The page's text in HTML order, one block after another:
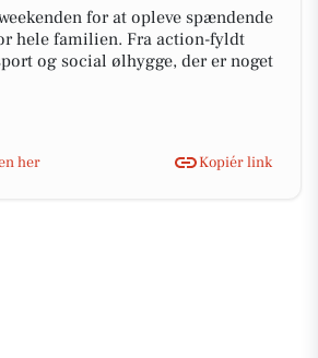
for at opleve spændende
hele familien. Fra action-fyldt
og social ølhygge, der er noget
her
Kopiér link